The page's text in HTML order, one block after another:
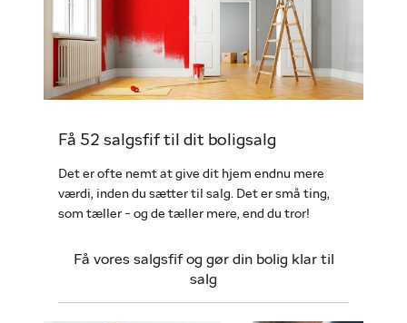
Få 52 salgsfif til dit boligsalg
Det er ofte nemt at give dit hjem endnu mere
værdi, inden du sætter til salg. Det er små ting,
som tæller - og de tæller mere, end du tror!
Få vores salgsfif og gør din bolig klar til
salg